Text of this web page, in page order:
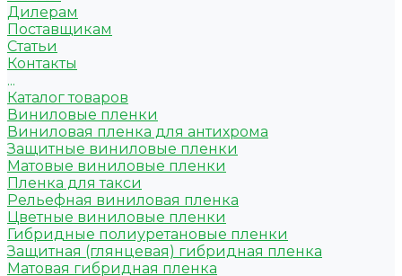
Дилерам
Поставщикам
Статьи
Контакты
...
Каталог товаров
Виниловые пленки
Виниловая пленка для антихрома
Защитные виниловые пленки
Матовые виниловые пленки
Пленка для такси
Рельефная виниловая пленка
Цветные виниловые пленки
Гибридные полиуретановые пленки
Защитная (глянцевая) гибридная пленка
Матовая гибридная пленка